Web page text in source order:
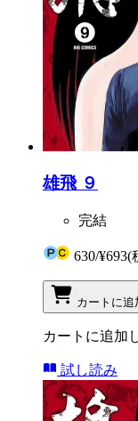
雄飛 ９
完結
630/¥693(
カートに追
カートに追加
試し読み